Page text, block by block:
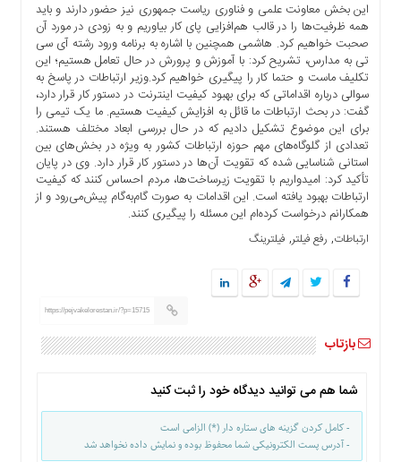
ارتباط
برگه
نمونه
تعرفه
درباره
چند
رسانه
نمونه
درباره
این بخش معاونت علمی و فناوری ریاست جمهوری نیز حضور دارند و باید
همه ظرفیت‌ها را در قالب هم‌افزایی پای کار بیاوریم و به زودی در مورد آن
صحبت خواهیم کرد. هاشمی همچنین با اشاره به برنامه ورود رشته آی سی
تی به مدارس، تشریح کرد: با آموزش و پرورش در حال تعامل هستیم؛ این
تکلیف ماست و حتما کار را پیگیری خواهیم کرد.وزیر ارتباطات در پاسخ به
سوالی درباره اقداماتی که برای بهبود کیفیت اینترنت در دستور کار قرار دارد،
گفت: در بحث‌ ارتباطات ما قائل به افزایش کیفیت هستیم. ما یک تیمی را
برای این موضوع تشکیل دادیم که در حال بررسی ابعاد مختلف هستند.
تعدادی از گلوگاه‌های مهم حوزه ارتباطات کشور به ویژه در بخش‌های بین
استانی شناسایی شده که تقویت آن‌ها در دستور کار قرار دارد. وی در پایان
تأکید کرد: امیدواریم با تقویت زیرساخت‌ها، مردم احساس کنند که کیفیت
ارتباطات بهبود یافته است. این اقدامات به صورت گام‌به‌گام پیش‌می‌رود و از
همکارانم درخواست کرده‌ام این مسئله را پیگیری کنند.
ارتباطات, رفع فیلتر, فیلترینگ
https://pejvakelorestan.ir/?p=15715
بازتاب
شما هم می توانید دیدگاه خود را ثبت کنید
- کامل کردن گزینه های ستاره دار (*) الزامی است
- آدرس پست الکترونیکی شما محفوظ بوده و نمایش داده نخواهد شد